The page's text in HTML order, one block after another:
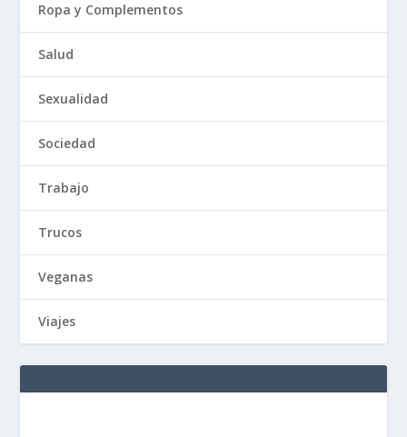
Ropa y Complementos
Salud
Sexualidad
Sociedad
Trabajo
Trucos
Veganas
Viajes